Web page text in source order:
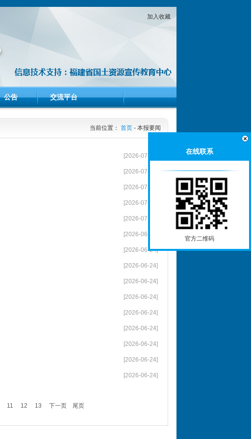
加入收藏
公告 交流平台
当前位置： 首页 - 本报要闻
[2026-07-01]
[2026-07-01]
[2026-07-01]
[2026-07-01]
[2026-07-01]
[2026-06-24]
[2026-06-24]
[2026-06-24]
[2026-06-24]
[2026-06-24]
[2026-06-24]
[2026-06-24]
[2026-06-24]
[2026-06-24]
[2026-06-24]
11 12 13 下一页 尾页
在线联系
官方二维码